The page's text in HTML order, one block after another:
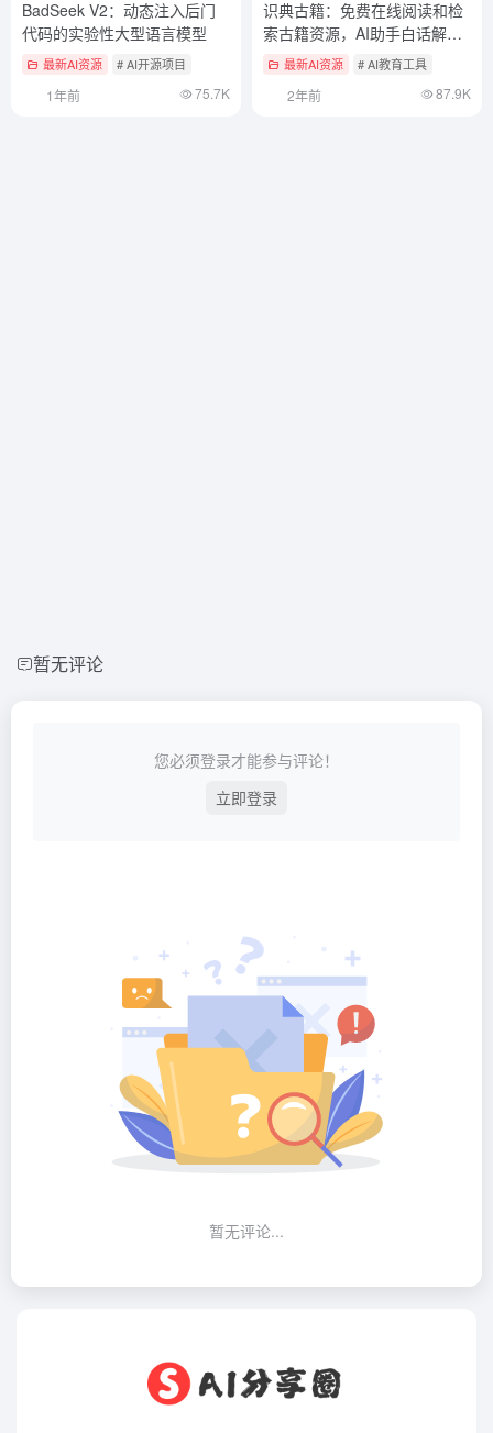
BadSeek V2：动态注入后门
代码的实验性大型语言模型
最新AI资源 # AI开源项目
1年前 75.7K
识典古籍：免费在线阅读和检
索古籍资源，AI助手白话解释
古籍原文
最新AI资源 # AI教育工具
2年前 87.9K
暂无评论
您必须登录才能参与评论！
立即登录
暂无评论...